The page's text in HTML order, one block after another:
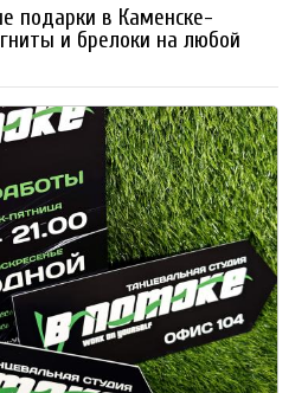
подарки в Каменске-
и брелоки на любой